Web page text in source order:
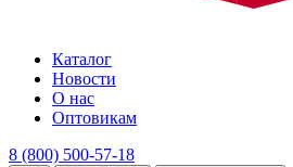
Каталог
Новости
О нас
Оптовикам
8 (800) 500-57-18